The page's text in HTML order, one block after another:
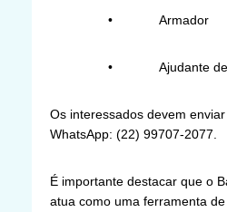
• Armador
• Ajudante de
Os interessados devem
WhatsApp: (22) 99707-2077.
É importante destacar que o
atua como uma ferramenta